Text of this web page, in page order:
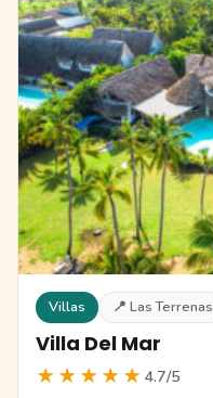
Villas 📍 Las Terrenas
Villa Del Mar
★★★★★ 4.7/5